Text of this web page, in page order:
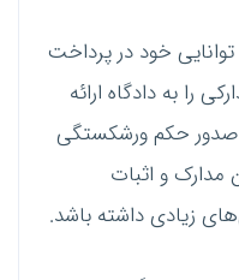
خود در پرداخت
را به دادگاه ارائه
صدور حکم ورشکستگی
مدارک و اثبات
زیادی داشته باشد.